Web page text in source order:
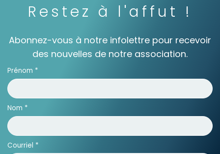
Restez à l'affut !
Abonnez-vous à notre infolettre pour recevoir
des nouvelles de notre association.
Prénom *
Nom *
Courriel *